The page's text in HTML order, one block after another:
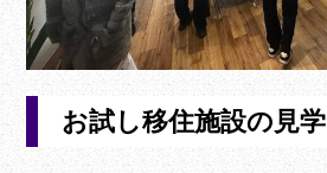
お試し移住施設の見学